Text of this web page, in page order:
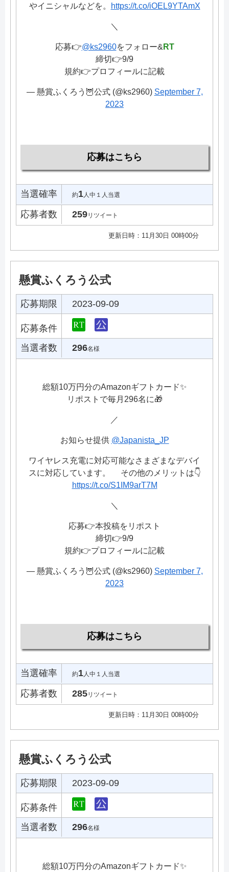
やイニシャルなどを。
https://t.co/iOEL9YTAmX
＼
応募👉@ks2960をフォロー& RT
締切👉9/9
規約👉プロフィールに記載
— 懸賞ふくろう🦉公式 (@ks2960) September 7,
2023
応募はこちら
当選確率 約1 人中１人当選
応募者数 259リツイート
更新日時：11月30日 00時00分
懸賞ふくろう公式
応募期限 2023-09-09
応募条件
当選者数
296名様
総額10万円分のAmazonギフトカード✨
リポストで毎月296名に🎁
／
お知らせ提供 @Japanista_JP
ワイヤレス充電に対応可能なさまざまなデバイ
スに対応しています。 その他のメリットは👇
https://t.co/S1IM9arT7M
＼
応募👉本投稿をリポスト
締切👉9/9
規約👉プロフィールに記載
— 懸賞ふくろう🦉公式 (@ks2960) September 7,
2023
応募はこちら
当選確率 約1 人中１人当選
応募者数 285リツイート
更新日時：11月30日 00時00分
懸賞ふくろう公式
応募期限 2023-09-09
応募条件
当選者数
296名様
総額10万円分のAmazonギフトカード✨